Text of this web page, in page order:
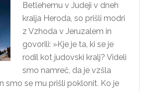
Betlehemu v Judeji v dneh
kralja Heroda, so prišli modri
z Vzhoda v Jeruzalem in
govorili: »Kje je ta, ki se je
rodil kot judovski kralj? Videli
smo namreč, da je vzšla
smo se mu prišli poklonit. Ko je